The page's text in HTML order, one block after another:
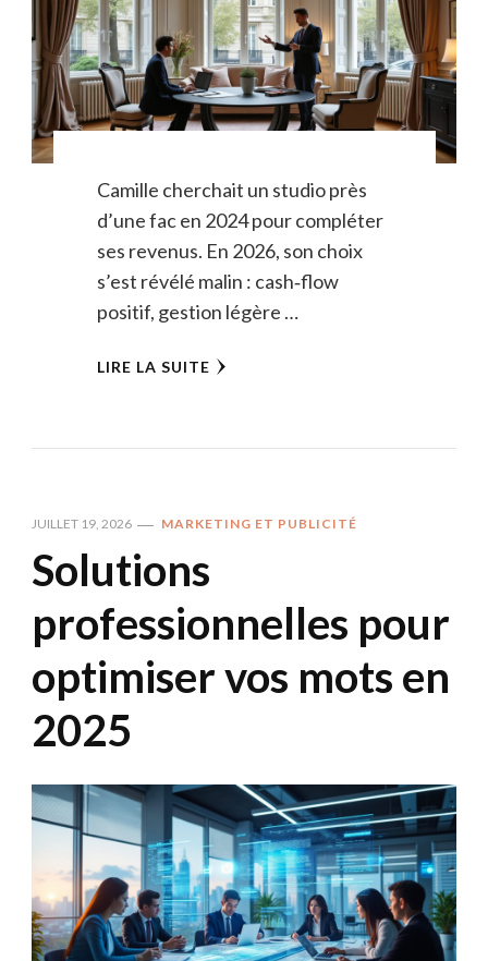
Camille cherchait un studio près
d’une fac en 2024 pour compléter
ses revenus. En 2026, son choix
s’est révélé malin : cash‑flow
positif, gestion légère …
LIRE LA SUITE
JUILLET 19, 2026 MARKETING ET PUBLICITÉ
Solutions
professionnelles pour
optimiser vos mots en
2025